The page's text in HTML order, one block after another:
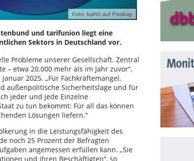
Foto: kalhh auf Pixabay
und tarifunion liegt eine
Sektors in Deutschland vor.
Probleme unserer Gesellschaft. Zentral
– etwa 20.000 mehr als im Jahr zuvor“,
2025. „Für Fachkräftemangel,
außenpolitische Sicherheitslage und für
jeder und jede Einzelne
zu tun bekommt: Für all das können
Lösungen liefern.“
in die Leistungsfähigkeit des
noch 25 Prozent der Befragten
angemessen erfüllen kann. „Sie
und ihren Beschäftigten“, so